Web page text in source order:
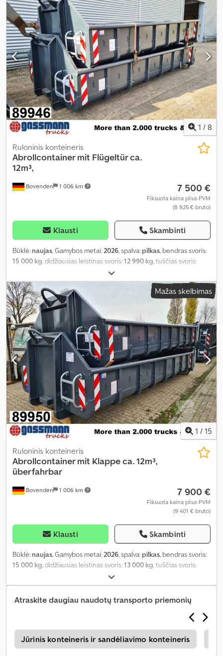
1 / 8
Bovenden 1 006 km
Ruloninis konteineris
Abrollcontainer mit Flügeltür ca.
12m³,
7 500 €
Fiksuota kaina plius PVM
(8 925 € bruto)
Klausti Skambinti
Būklė: naujas, Gamybos metai: 2026, spalva: pilkas, bendras svoris:
15 000 kg , didžiausias leistinas svoris:12 990 kg , tuščias svoris:
12 m³
mm, krovimo vietos ilgis:6 500 mm, krovos erdvės aukštis:750
mm, pavaros tipas:kitas kitas Mažas skelbimas
1 / 15
Bovenden 1 006 km
Ruloninis konteineris
Abrollcontainer mit Klappe ca. 12m³,
überfahrbar
7 900 €
Fiksuota kaina plius PVM
(9 401 € bruto)
Klausti Skambinti
Būklė: naujas, Gamybos metai:2026, spalva: pilkas, bendras svoris:
15 000 kg, didžiausias leistinas svoris:13 000 kg, tuščias svoris:
12 m³
mm, krovimo vietos ilgis:6 500 mm, krovos erdvės aukštis:750
mm
, pavaros tipas:kitas , vairuotojo kabina: kitas
Atraskite daugiau naudotų transporto priemonių
Jūrinis konteineris ir sandėliavimo konteineris